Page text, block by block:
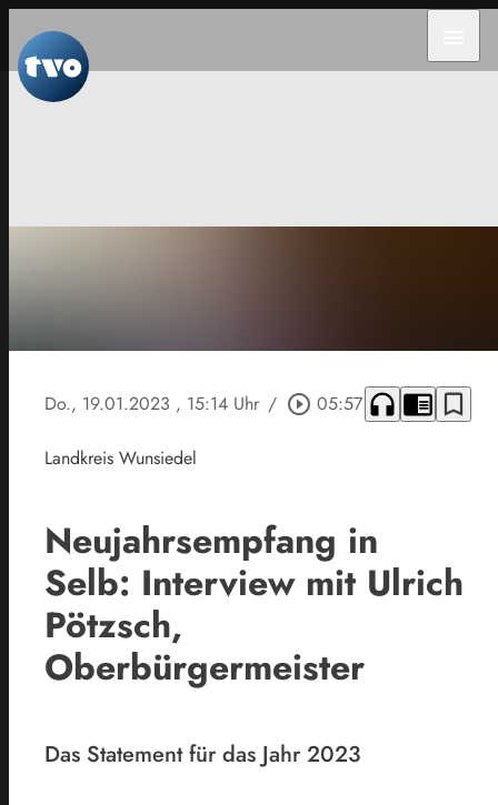
Do., 19.01.2023 , 15:14 Uhr / play_circle_outline 05:57 headphones chrome_reader_mode bookmark_border
Landkreis Wunsiedel
Neujahrsempfang in
Selb: Interview mit Ulrich
Pötzsch,
Oberbürgermeister
Das Statement für das Jahr 2023